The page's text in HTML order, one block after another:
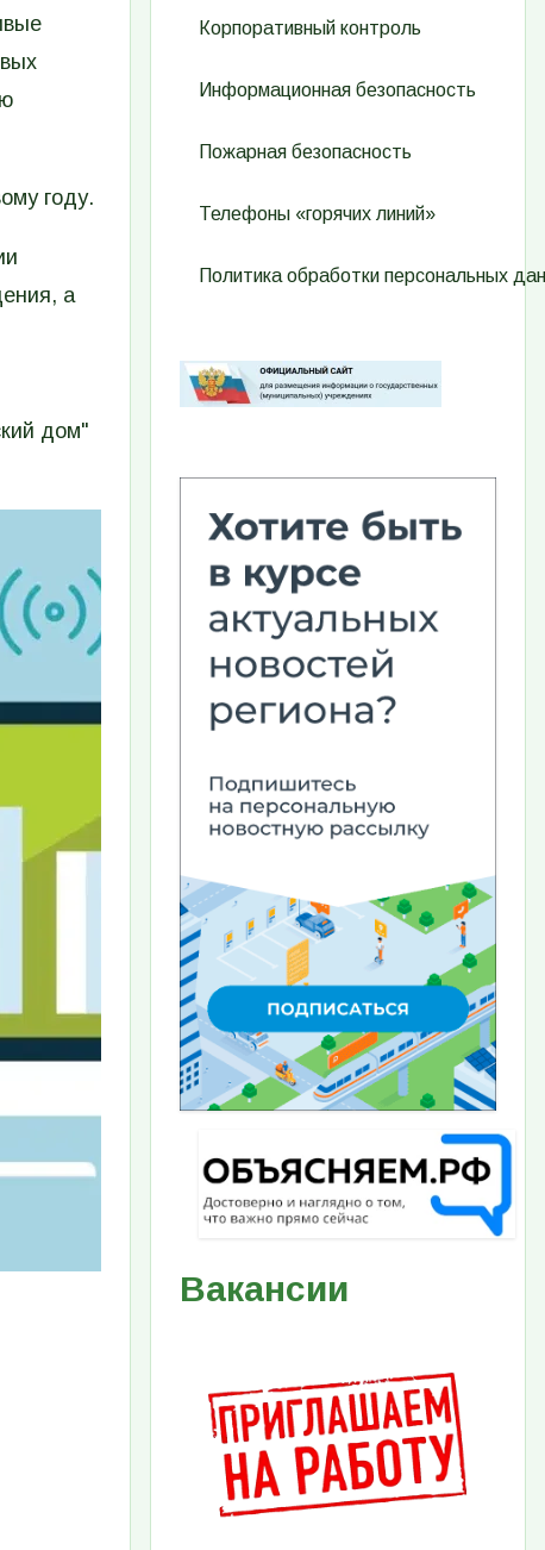
году.
а
дом"
Корпоративный контроль
Информационная безопасность
Пожарная безопасность
Телефоны «горячих линий»
Политика обработки персональных
Изображение
Вакансии